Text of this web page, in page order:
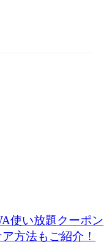
使い放題クーポン
方法もご紹介！